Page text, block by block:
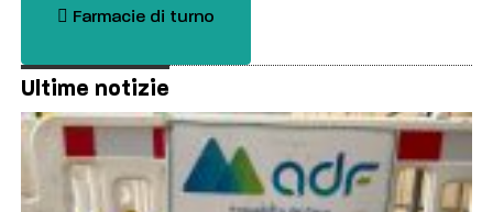
Farmacie di turno
Ultime notizie